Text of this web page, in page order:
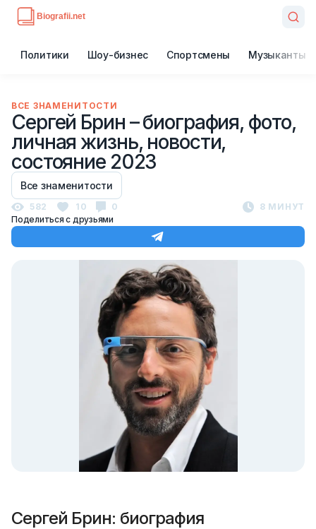
Политики Шоу-бизнес Спортсмены Музыканты
ВСЕ ЗНАМЕНИТОСТИ
Сергей Брин – биография, фото,
личная жизнь, новости,
состояние 2023
Все знаменитости
582 10 0
8 МИНУТ
Поделиться с друзьями
Сергей Брин: биография